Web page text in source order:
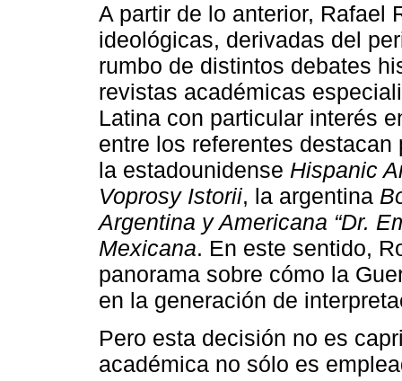
A partir de lo anterior, Rafael
ideológicas, derivadas del
rumbo de distintos debates
revistas académicas
Latina con particular interés
entre los referentes
la estadounidense Hispanic
Voprosy Istorii, la argentina
Argentina y Americana “Dr.
Mexicana. En este sentido,
panorama sobre cómo la
en la generación de
Pero esta decisión no es
académica no sólo es